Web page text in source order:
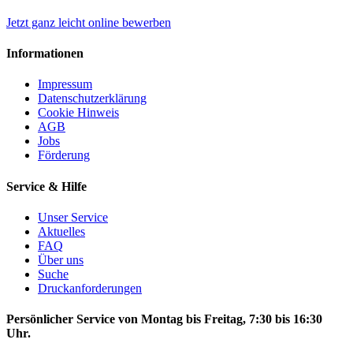
Jetzt ganz leicht online bewerben
Informationen
Impressum
Datenschutzerklärung
Cookie Hinweis
AGB
Jobs
Förderung
Service & Hilfe
Unser Service
Aktuelles
FAQ
Über uns
Suche
Druckanforderungen
Persönlicher Service von Montag bis Freitag, 7:30 bis 16:30
Uhr.